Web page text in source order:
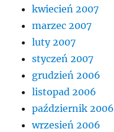
kwiecień 2007
marzec 2007
luty 2007
styczeń 2007
grudzień 2006
listopad 2006
październik 2006
wrzesień 2006